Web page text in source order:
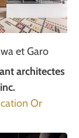
et Garo
architectes
inc.
Or